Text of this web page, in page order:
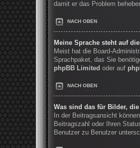
damit er das Problem
NACH OBEN
Meine Sprache steht auf
Meist hat die Board-
Sprachpaket, das Sie
phpBB Limited oder auf
NACH OBEN
Was sind das für Bilder,
In der Beitragsansicht
Beitragszahl oder Ihren
Benutzer zu Benutzer